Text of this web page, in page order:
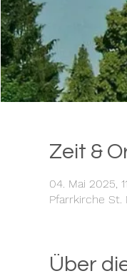
Zeit &
04. Mai 2025,
Pfarrkirche St.
Über